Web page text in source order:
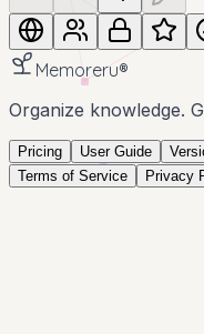
Memoreru®
Organize knowledge.
Pricing User Guide
Terms of Service
Privacy